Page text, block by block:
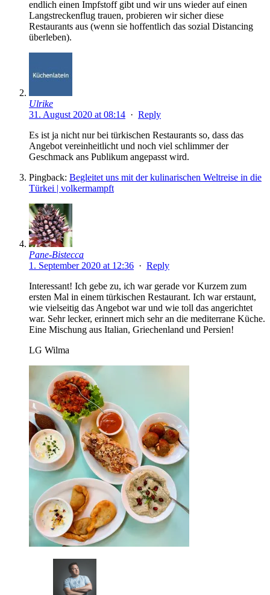
endlich einen Impfstoff gibt und wir uns wieder auf einen
Langstreckenflug trauen, probieren wir sicher diese
Restaurants aus (wenn sie hoffentlich das sozial Distancing
überleben).
Ulrike
31. August 2020 at 08:14 · Reply
Es ist ja nicht nur bei türkischen Restaurants so, dass das
Angebot vereinheitlicht und noch viel schlimmer der
Geschmack ans Publikum angepasst wird.
Pingback: Begleitet uns mit der kulinarischen Weltreise in die
Türkei | volkermampft
Pane-Bistecca
1. September 2020 at 12:36 · Reply
Interessant! Ich gebe zu, ich war gerade vor Kurzem zum
ersten Mal in einem türkischen Restaurant. Ich war erstaunt,
wie vielseitig das Angebot war und wie toll das angerichtet
war. Sehr lecker, erinnert mich sehr an die mediterrane Küche.
Eine Mischung aus Italian, Griechenland und Persien!
LG Wilma